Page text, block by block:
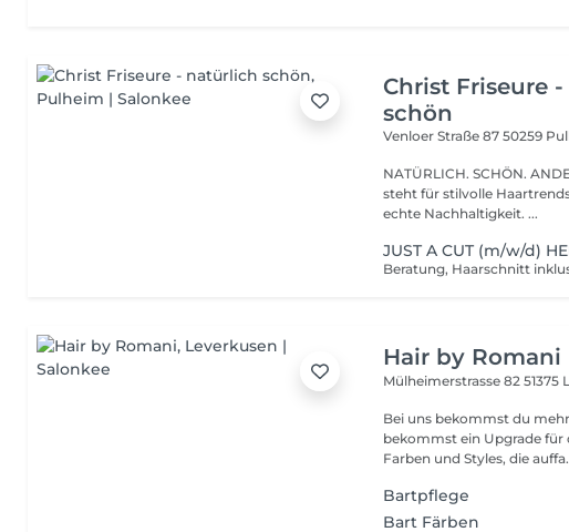
Christ Friseure
schön
Venloer Straße 8750259
NATÜRLICH. SCHÖN. ANDERS. Christ Friseure -
steht für stilvolle
echte Nachhaltigkeit. ...
JUST A CUT (m/w/d)
Hair by Romani
Mülheimerstrasse 8251375
Bei uns bekommst du mehr
bekommst ein Upgrade für
Farben und Styles, die
Bartpflege
Bart Färben